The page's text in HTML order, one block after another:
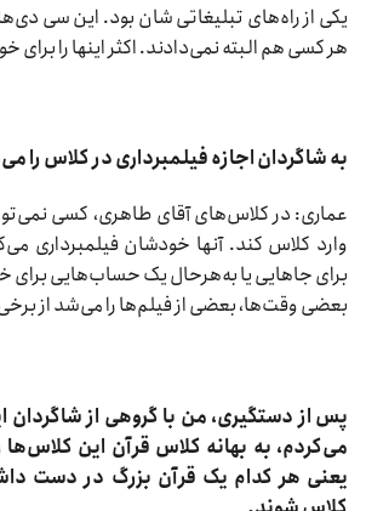
یکی از راه‌های تبلیغاتی شان بود. این سی
هر کسی هم البته نمی‌دادند. اکثر اینها را
به شاگردان اجازه فیلمبرداری در کلاس را
عماری: در کلاس‌های آقای طاهری، کسی
وارد کلاس کند. آنها خودشان فیلمبرداری
برای جاهایی یا به‌هرحال یک حساب‌هایی برای
بعضی وقت‌ها، بعضی از فیلم‌ها را می‌شد از
پس از دستگیری، من با گروهی از
می‌کردم، به بهانه کلاس قرآن این
یعنی هر کدام یک قرآن بزرگ در دست